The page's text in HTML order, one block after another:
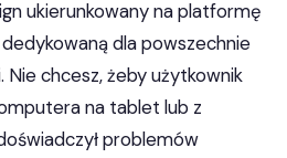
ukierunkowany na platformę
dla powszechnie
Nie chcesz, żeby użytkownik
na tablet lub z
problemów